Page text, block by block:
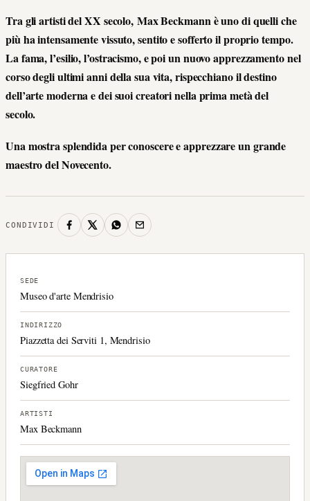
Tra gli artisti del XX secolo, Max Beckmann è uno di quelli che
più ha intensamente vissuto, sentito e sofferto il proprio tempo.
La fama, l’esilio, l’ostracismo, e poi un nuovo apprezzamento nel
corso degli ultimi anni della sua vita, rispecchiano il destino
dell’arte moderna e dei suoi creatori nella prima metà del
secolo.
Una mostra splendida per conoscere e apprezzare un grande
maestro del Novecento.
CONDIVIDI
SEDE
Museo d'arte Mendrisio
INDIRIZZO
Piazzetta dei Serviti 1, Mendrisio
CURATORE
Siegfried Gohr
ARTISTI
Max Beckmann